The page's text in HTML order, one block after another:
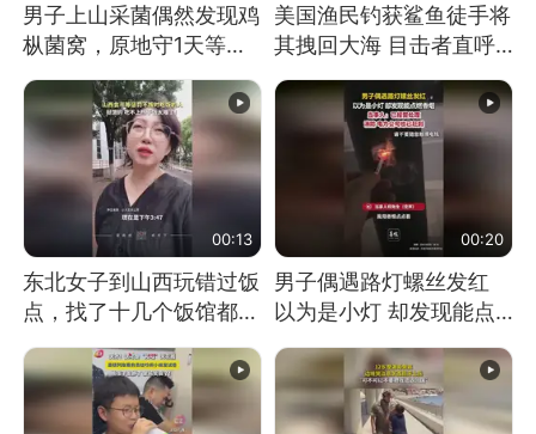
男子上山采菌偶然发现鸡
枞菌窝，原地守1天等它
长大：挖了140多朵
美国渔民钓获鲨鱼徒手将
其拽回大海 目击者直呼
震惊 （视频来源：参考
消息）
00:13
东北女子到山西玩错过饭
点，找了十几个饭馆都没
开门：午休到几点
00:20
男子偶遇路灯螺丝发红
以为是小灯 却发现能点
燃香烟 当事人：已报警
处理